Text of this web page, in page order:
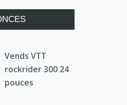
Vends VTT
rockrider 300 24
pouces